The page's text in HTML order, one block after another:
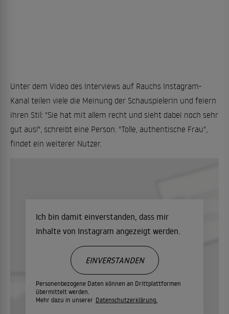
Unter dem Video des Interviews auf Rauchs Instagram-
Kanal teilen viele die Meinung der Schauspielerin und feiern
ihren Stil: "Sie hat mit allem recht und sieht dabei noch sehr
gut aus!", schreibt eine Person. "Tolle, authentische Frau",
findet ein weiterer Nutzer.
Ich bin damit einverstanden, dass mir
Inhalte von Instagram angezeigt werden.
Personenbezogene Daten können an Drittplattformen
übermittelt werden.
Mehr dazu in unserer Datenschutzerklärung.
EINVERSTANDEN